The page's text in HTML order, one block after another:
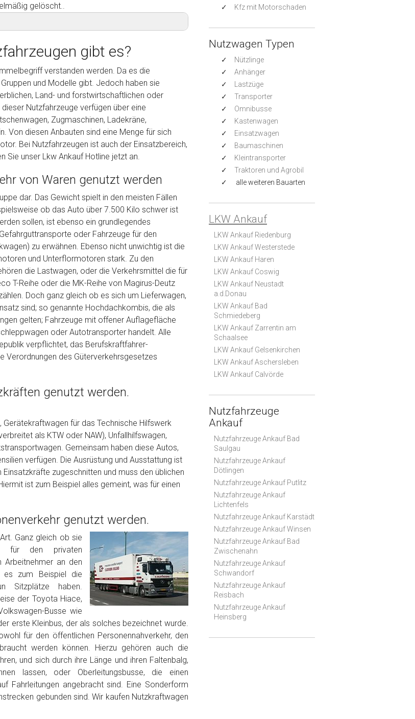
gelöscht..
gibt es?
verstanden werden. Da es die
und Modelle gibt. Jedoch haben sie
Land- und forstwirtschaftlichen oder
Nutzfahrzeuge verfügen über eine
Zugmaschinen, Ladekräne,
Von diesen Anbauten sind eine Menge für sich
Bei Nutzfahrzeugen ist auch der Einsatzbereich,
Sie unser Lkw Ankauf Hotline jetzt an.
von Waren genutzt werden
dar. Das Gewicht spielt in den meisten Fällen
ob das Auto über 7.500 Kilo schwer ist
sollen, ist ebenso ein grundlegendes
oder Fahrzeuge für den
zu erwähnen. Ebenso nicht unwichtig ist die
und Unterflormotoren stark. Zu den
die Lastwagen, oder die Verkehrsmittel die für
T-Reihe oder die MK-Reihe von Magirus-Deutz
Doch ganz gleich ob es sich um Lieferwagen,
sind; so genannte Hochdachkombis, die als
gelten; Fahrzeuge mit offener Auflagefläche
oder Autotransporter handelt. Alle
verpflichtet, das Berufskraftfahrer-
Verordnungen des Güterverkehrsgesetzes
genutzt werden.
für das Technische Hilfswerk
als KTW oder NAW), Unfallhilfswagen,
Gemeinsam haben diese Autos,
verfügen. Die Ausrüstung und Ausstattung ist
zugeschnitten und muss den üblichen
ist zum Beispiel alles gemeint, was für einen
genutzt werden.
Ganz gleich ob sie
für den privaten
Arbeitnehmer an den
es zum Beispiel die
Sitzplätze haben.
der Toyota Hiace,
Busse wie
erste Kleinbus, der als solches bezeichnet wurde.
für den öffentlichen Personennahverkehr, den
werden können. Hierzu gehören auch die
und sich durch ihre Länge und ihren Faltenbalg,
lassen, oder Oberleitungsbusse, die einen
Fahrleitungen angebracht sind. Eine Sonderform
gebunden sind. Wir kaufen Nutzkraftwagen
Kfz mit Motorschaden
Nutzwagen Typen
Nützlinge
Anhänger
Lastzüge
Transporter
Omnibusse
Kastenwagen
Einsatzwagen
Baumaschinen
Kleintransporter
Traktoren und Agrobil
alle weiteren Bauarten
LKW Ankauf
LKW Ankauf Riedenburg
LKW Ankauf Westerstede
LKW Ankauf Haren
LKW Ankauf Coswig
LKW Ankauf Neustadt
a.d.Donau
LKW Ankauf Bad
Schmiedeberg
LKW Ankauf Zarrentin am
Schaalsee
LKW Ankauf Gelsenkirchen
LKW Ankauf Aschersleben
LKW Ankauf Calvörde
Nutzfahrzeuge
Ankauf
Nutzfahrzeuge Ankauf Bad
Saulgau
Nutzfahrzeuge Ankauf
Dötlingen
Nutzfahrzeuge Ankauf Putlitz
Nutzfahrzeuge Ankauf
Lichtenfels
Nutzfahrzeuge Ankauf Karstädt
Nutzfahrzeuge Ankauf Winsen
Nutzfahrzeuge Ankauf Bad
Zwischenahn
Nutzfahrzeuge Ankauf
Schwandorf
Nutzfahrzeuge Ankauf
Reisbach
Nutzfahrzeuge Ankauf
Heinsberg